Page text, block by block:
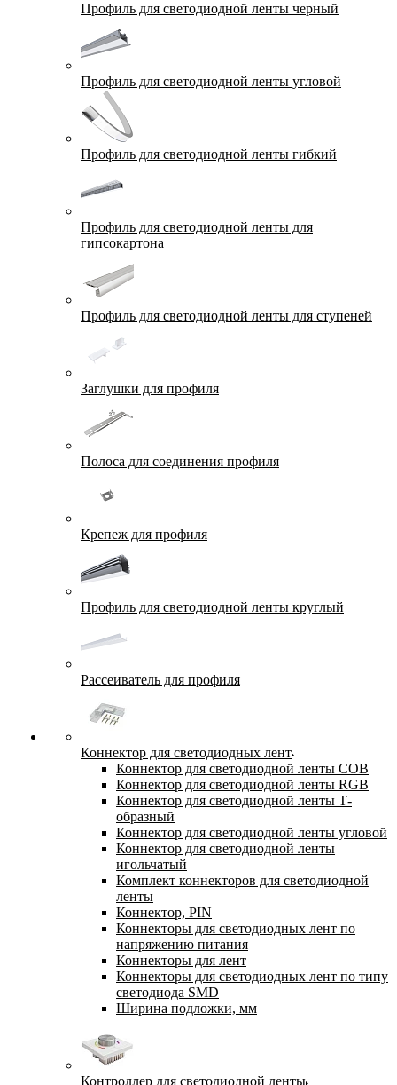
Профиль для светодиодной ленты черный
Профиль для светодиодной ленты угловой
Профиль для светодиодной ленты гибкий
Профиль для светодиодной ленты для
гипсокартона
Профиль для светодиодной ленты для ступеней
Заглушки для профиля
Полоса для соединения профиля
Крепеж для профиля
Профиль для светодиодной ленты круглый
Рассеиватель для профиля
Коннектор для светодиодных лент
Коннектор для светодиодной ленты COB
Коннектор для светодиодной ленты RGB
Коннектор для светодиодной ленты Т-
образный
Коннектор для светодиодной ленты угловой
Коннектор для светодиодной ленты
игольчатый
Комплект коннекторов для светодиодной
ленты
Коннектор, PIN
Коннекторы для светодиодных лент по
напряжению питания
Коннекторы для лент
Коннекторы для светодиодных лент по типу
светодиода SMD
Ширина подложки, мм
Контроллер для светодиодной ленты